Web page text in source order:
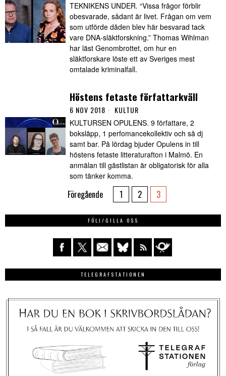
TEKNIKENS UNDER. “Vissa frågor förblir
obesvarade, sådant är livet. Frågan om vem
som utförde dåden blev här besvarad tack
vare DNA-släktforskning.” Thomas Wihlman
har läst Genombrottet, om hur en
släktforskare löste ett av Sveriges mest
omtalade kriminalfall.
Höstens fetaste författarkväll
6 NOV 2018 KULTUR
KULTURSEN OPULENS. 9 författare, 2
boksläpp, 1 perfomancekollektiv och så dj
samt bar. På lördag bjuder Opulens in till
höstens fetaste litteraturafton i Malmö. En
anmälan till gästlistan är obligatorisk för alla
som tänker komma.
Föregående 1 2 3
FÖLJ/GILLA OSS
TELEGRAFSTATIONEN